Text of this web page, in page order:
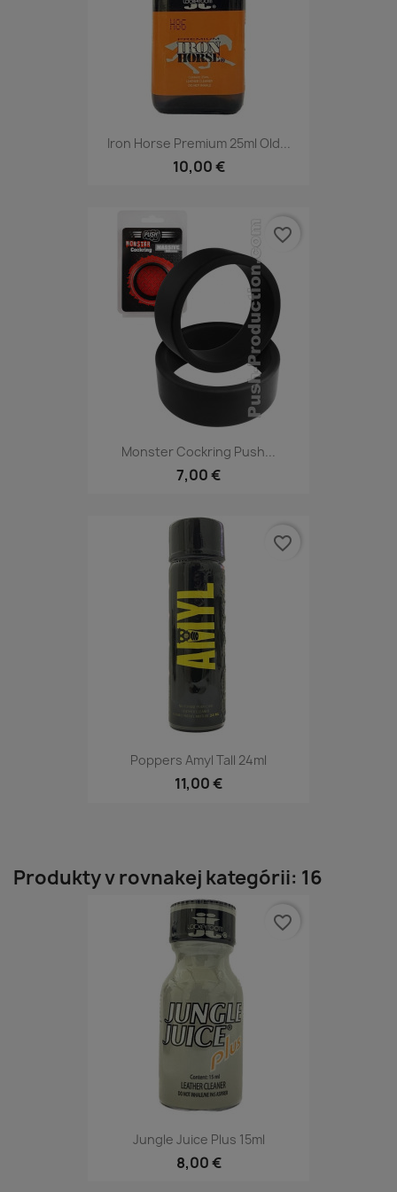
Iron Horse Premium 25ml Old...
10,00 €
Monster Cockring Push...
7,00 €
favorite_border
Poppers Amyl Tall 24ml
11,00 €
favorite_border
Produkty v rovnakej kategórii: 16
Jungle Juice Plus 15ml
8,00 €
favorite_border